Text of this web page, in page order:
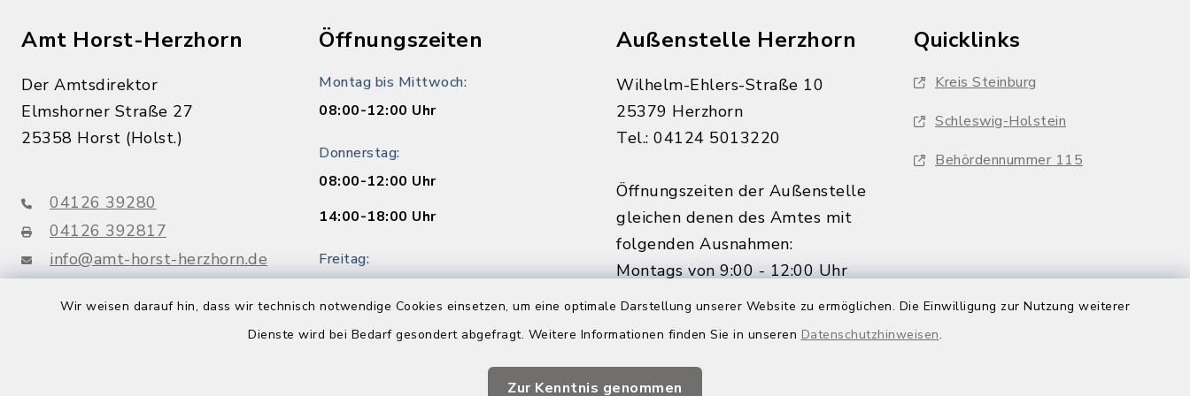
Wir weisen darauf hin, dass wir technisch notwendige Cookies einsetzen, um eine optimale Darstellung unserer Website zu ermöglichen. Die Einwilligung zur Nutzung weiterer
Dienste wird bei Bedarf gesondert abgefragt. Weitere Informationen finden Sie in unseren Datenschutzhinweisen.
Zur Kenntnis genommen
Amt Horst-Herzhorn
Der Amtsdirektor
Elmshorner Straße 27
25358 Horst (Holst.)
04126 39280
04126 392817
info@amt-horst-herzhorn.de
Öffnungszeiten
Montag bis Mittwoch:
08:00-12:00 Uhr
Donnerstag:
08:00-12:00 Uhr
14:00-18:00 Uhr
Freitag:
Buchen Sie Ihren Termin vorab.
Außenstelle Herzhorn
Wilhelm-Ehlers-Straße 10
25379 Herzhorn
Tel.: 04124 5013220
Öffnungszeiten der Außenstelle
gleichen denen des Amtes mit
folgenden Ausnahmen:
Montags von 9:00 - 12:00 Uhr
Donnerstagnachmittags nur
Quicklinks
Kreis Steinburg
Schleswig-Holstein
Behördennummer 115